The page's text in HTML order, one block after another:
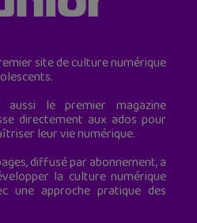
site de culture numérique
aussi le premier magazine
directement aux ados pour
leur vie numérique.
diffusé par abonnement, a
la culture numérique
une approche pratique des